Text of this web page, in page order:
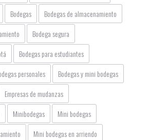
Bodegas
Bodegas de almacenamiento
Bodega segura
Bodegas para estudiantes
personales
Bodegas y mini bodegas
Empresas de mudanzas
Minibodegas
Mini bodegas
Mini bodegas en arriendo